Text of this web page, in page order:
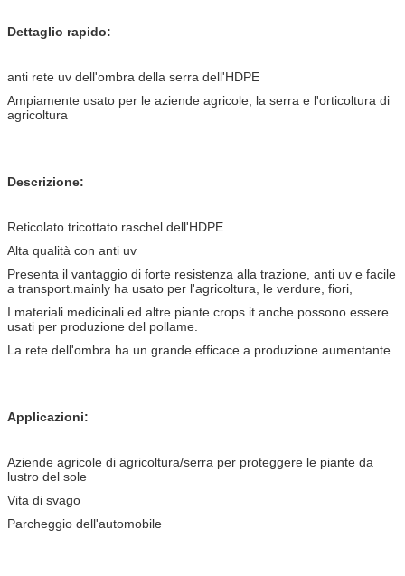
Dettaglio rapido:
anti rete uv dell'ombra della serra dell'HDPE
Ampiamente usato per le aziende agricole, la serra e l'orticoltura di
agricoltura
Descrizione:
Reticolato tricottato raschel dell'HDPE
Alta qualità con anti uv
Presenta il vantaggio di forte resistenza alla trazione, anti uv e facile
a transport.mainly ha usato per l'agricoltura, le verdure, fiori,
I materiali medicinali ed altre piante crops.it anche possono essere
usati per produzione del pollame.
La rete dell'ombra ha un grande efficace a produzione aumentante.
Applicazioni:
Aziende agricole di agricoltura/serra per proteggere le piante da
lustro del sole
Vita di svago
Parcheggio dell'automobile